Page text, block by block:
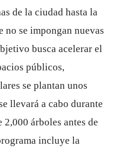
de la ciudad hasta la
no se impongan nuevas
busca acelerar el
públicos,
se plantan unos
llevará a cabo durante
árboles antes de
incluye la